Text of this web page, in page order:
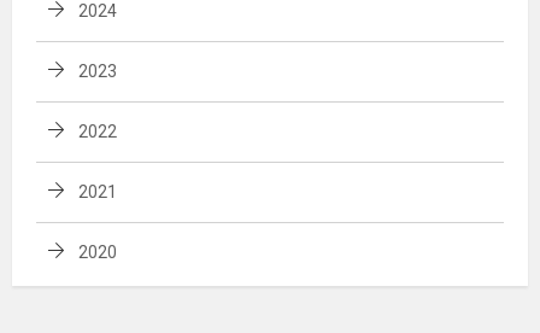
2024
2023
2022
2021
2020